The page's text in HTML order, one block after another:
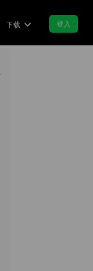
下载 登入